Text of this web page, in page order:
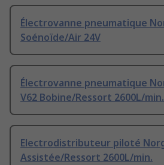
Électrovanne pneumatique
Soénoïde/Air 24V
Électrovanne pneumatique
V62 Bobine/Ressort 2600L/
Electrodistributeur piloté
Assistée/Ressort 2600L/min.